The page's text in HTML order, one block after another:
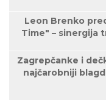
Leon Brenko
Time" – sinergija
Zagrepčanke i
najčarobniji